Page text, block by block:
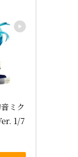
ミク
1/7